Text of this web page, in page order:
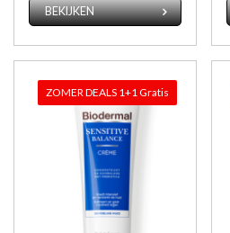
BEKIJKEN
ZOMER DEALS 1+1 Gratis